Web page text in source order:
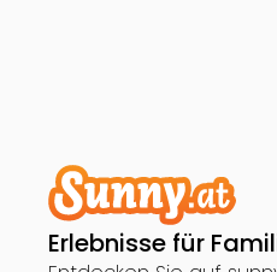
Erlebnisse für